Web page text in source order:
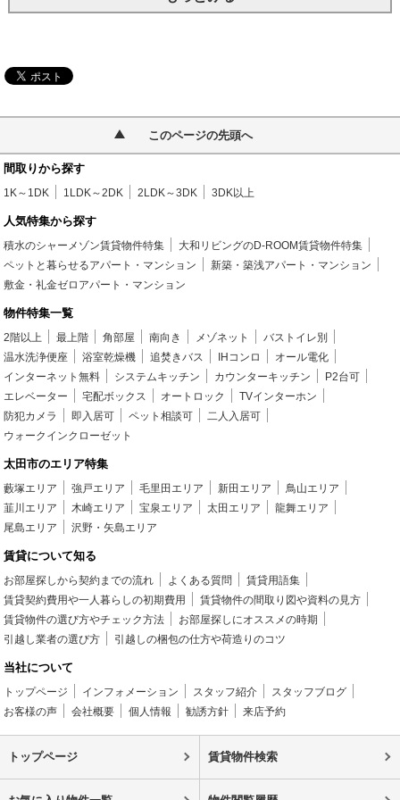
このページの先頭へ
間取りから探す
1K～1DK 1LDK～2DK 2LDK～3DK 3DK以上
人気特集から探す
積水のシャーメゾン賃貸物件特集
大和リビングのD-ROOM賃貸物件特集
ペットと暮らせるアパート・マンション
新築・築浅アパート・マンション
敷金・礼金ゼロアパート・マンション
物件特集一覧
2階以上 最上階 角部屋 南向き メゾネット
バストイレ別
温水洗浄便座
浴室乾燥機 追焚きバス IHコンロ
オール電化
インターネット無料
システムキッチン カウンターキッチン
P2台可
エレベーター
宅配ボックス オートロック
TVインターホン
防犯カメラ
即入居可 ペット相談可
二人入居可
ウォークインクローゼット
太田市のエリア特集
藪塚エリア 強戸エリア 毛里田エリア 新田エリア
鳥山エリア
韮川エリア
木崎エリア 宝泉エリア 太田エリア
龍舞エリア
尾島エリア
沢野・矢島エリア
賃貸について知る
お部屋探しから契約までの流れ よくある質問
賃貸用語集
賃貸契約費用や一人暮らしの初期費用
賃貸物件の間取り図や資料の見方
賃貸物件の選び方やチェック方法
お部屋探しにオススメの時期
引越し業者の選び方
引越しの梱包の仕方や荷造りのコツ
当社について
トップページ インフォメーション スタッフ紹介
スタッフブログ
お客様の声
会社概要 個人情報 勧誘方針 来店予約
トップページ 賃貸物件検索